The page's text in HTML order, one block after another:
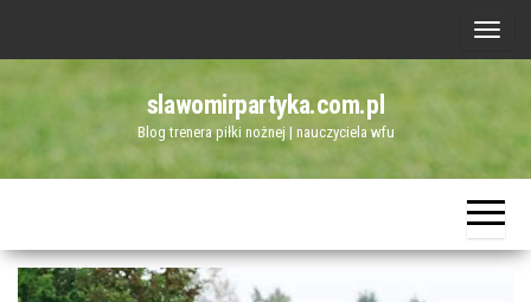
P
ą
c
z
slawomirpartyka.com.pl
Blog trenera piłki nożnej | nauczyciela wfu